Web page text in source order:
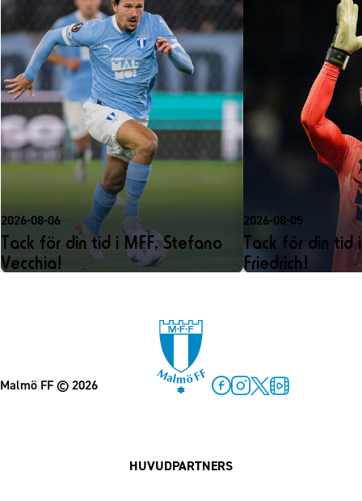
2026-08-06
Tack för din tid i MFF, Stefano
Vecchia!
2026-08-05
Tack för din tid
Friedrich!
Malmö FF© 2026
HUVUDPARTNERS